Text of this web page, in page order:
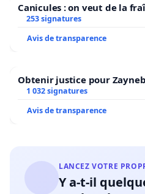
Canicules : on veut de la
253 signatures
Avis de transparence
Obtenir justice pour
1 032 signatures
Avis de transparence
LANCEZ VOTRE
Y a-t-il